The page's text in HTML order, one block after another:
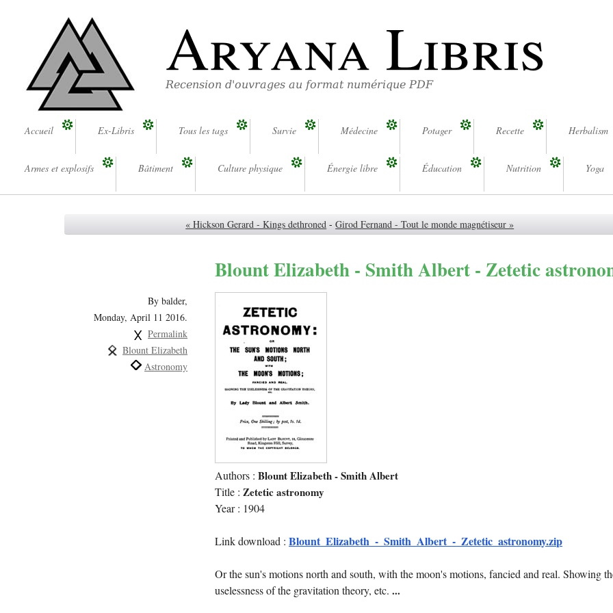
Aryana Libris
Recension d'ouvrages au format numérique PDF
Accueil Ex-Libris Tous les tags Survie Médecine Potager Recette Herbalism
Armes et explosifs Bâtiment Culture physique Énergie libre Éducation Nutrition Yoga
« Hickson Gerard - Kings dethroned - Girod Fernand - Tout le monde magnétiseur »
Blount Elizabeth - Smith Albert - Zetetic
By balder,
Monday, April 11 2016.
Permalink
Blount Elizabeth
Astronomy
Authors :Blount Elizabeth - Smith Albert
Title :Zetetic astronomy
Year : 1904
Link download :Blount_Elizabeth_-_Smith_Albert_-_Zetetic_astronomy.zip
Or the sun's motions north and south, with the moon's motions, fancied and real. Showing
uselessness of the gravitation theory, etc....